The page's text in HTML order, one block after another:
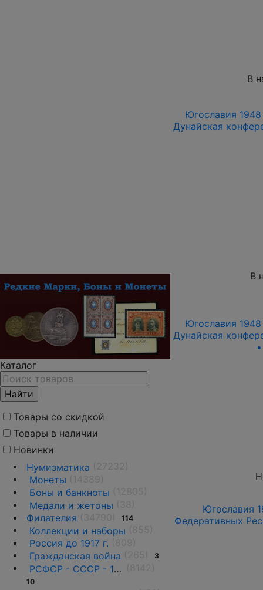
Каталог
Товары со скидкой
Товары в наличии
Новинки
Нумизматика
Монеты
Боны и банкноты
Медали и жетоны
Филателия
114
Коллекции и наборы
Россия до 1917 г.
Гражданская война
3
РСФСР - СССР - 1918 - 1991
10
В
Югославия
Дунайская
В
Югославия
Дунайская
Югославия
Федеративных